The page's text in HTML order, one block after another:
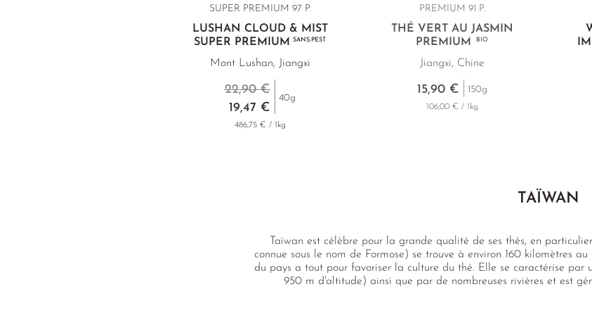
SUPER PREMIUM 97 P.
LUSHAN CLOUD & MIST
SUPER PREMIUMSANS.PEST
Mont Lushan, Jiangxi
19,47 €
22,90 €
40g
486,75 € / 1kg
PREMIUM 91 P.
THÉ VERT AU JASMIN
PREMIUM
BIO
Jiangxi, Chine
15,90 € 150g
106,00 € / 1kg
TAÏWAN
Taïwan est célèbre pour la grande qualité de ses thés, en
connue sous le nom de Formose) se trouve à environ 160 kilomètres
du pays a tout pour favoriser la culture du thé. Elle se caractérise
950 m d'altitude) ainsi que par de nombreuses rivières et est